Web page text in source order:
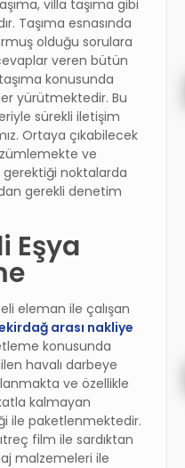
villa taşıma gibi
Taşımaesnasında
olduğu sorulara
veren bütün
konusunda
yürütmektedir. Bu
sürekli iletişim
Ortaya çıkabilecek
ve
noktalarda
gerekli denetim
Eşya
eleman ile çalışan
arası nakliye
konusunda
havalı darbeye
ve özellikle
kalmayan
ile paketlenmektedir.
film ile sardıktan
malzemeleri ile